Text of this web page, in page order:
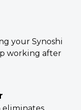
your Synoshi
working after